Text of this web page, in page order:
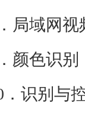
局域网视
颜色识别
．识别与